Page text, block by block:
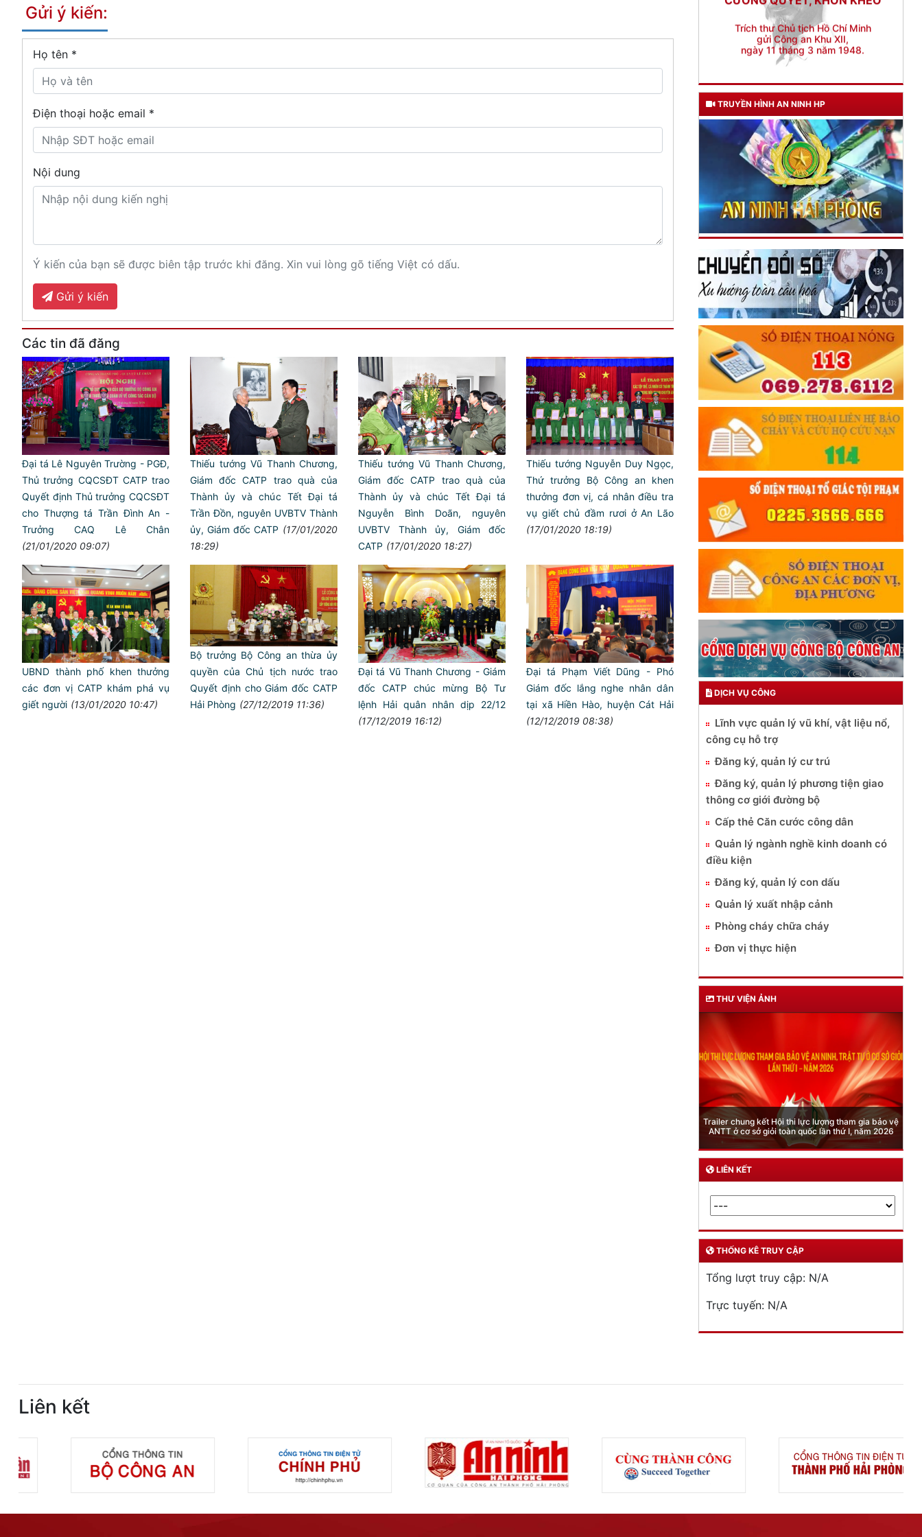
Gửi ý kiến:
Họ tên *
Điện thoại hoặc email *
Nội dung
Ý kiến của bạn sẽ được biên tập trước khi đăng. Xin vui lòng gõ tiếng Việt có dấu.
Gửi ý kiến
Các tin đã đăng
Đại tá Lê Nguyên Trường - PGĐ,
Thủ trưởng CQCSĐT CATP trao
Quyết định Thủ trưởng CQCSĐT
cho Thượng tá Trần Đình An -
Trưởng CAQ Lê Chân
(21/01/2020 09:07)
Thiếu tướng Vũ Thanh Chương,
Giám đốc CATP trao quà của
Thành ủy và chúc Tết Đại tá
Trần Đồn, nguyên UVBTV Thành
ủy, Giám đốc CATP (17/01/2020
18:29)
Thiếu tướng Vũ Thanh Chương,
Giám đốc CATP trao quà của
Thành ủy và chúc Tết Đại tá
Nguyễn Bình Doãn, nguyên
UVBTV Thành ủy, Giám đốc
CATP (17/01/2020 18:27)
Thiếu tướng Nguyễn Duy Ngọc,
Thứ trưởng Bộ Công an khen
thưởng đơn vị, cá nhân điều tra
vụ giết chủ đầm rươi ở An Lão
(17/01/2020 18:19)
UBND thành phố khen thưởng
các đơn vị CATP khám phá vụ
giết người (13/01/2020 10:47)
Bộ trưởng Bộ Công an thừa ủy
quyền của Chủ tịch nước trao
Quyết định cho Giám đốc CATP
Hải Phòng (27/12/2019 11:36)
Đại tá Vũ Thanh Chương - Giám
đốc CATP chúc mừng Bộ Tư
lệnh Hải quân nhân dịp 22/12
(17/12/2019 16:12)
Đại tá Phạm Viết Dũng - Phó
Giám đốc lắng nghe nhân dân
tại xã Hiền Hào, huyện Cát Hải
(12/12/2019 08:38)
gửi Công an Khu XII,
ngày 11 tháng 3 năm 1948.
TRUYỀN HÌNH AN NINH HP
DỊCH VỤ CÔNG
Lĩnh vực quản lý vũ khí, vật liệu nổ,
công cụ hỗ trợ
Đăng ký, quản lý cư trú
Đăng ký, quản lý phương tiện giao
thông cơ giới đường bộ
Cấp thẻ Căn cước công dân
Quản lý ngành nghề kinh doanh có
điều kiện
Đăng ký, quản lý con dấu
Quản lý xuất nhập cảnh
Phòng cháy chữa cháy
Đơn vị thực hiện
THƯ VIỆN ẢNH
Trailer chung kết Hội thi lực lượng tham gia bảo vệ
ANTT ở cơ sở giỏi toàn quốc lần thứ I, năm 2026
Phòng Quản lý xuất nhập cảnh: Hướng dẫn
quy định mới trong lĩnh vực xuất cảnh, nhập
của công dân việt nam từ ngày 01/7/2026
LIÊN KẾT
THỐNG KÊ TRUY CẬP
Tổng lượt truy cập: N/A
Trực tuyến: N/A
Liên kết